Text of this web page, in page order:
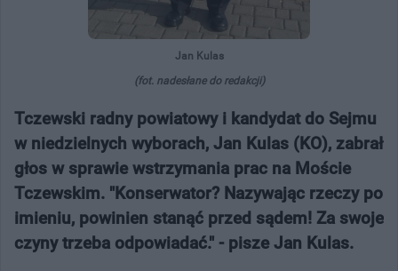
Jan Kulas
(fot. nadesłane do redakcji)
Tczewski radny powiatowy i kandydat do Sejmu
w niedzielnych wyborach, Jan Kulas (KO), zabrał
głos w sprawie wstrzymania prac na Moście
Tczewskim. "Konserwator? Nazywając rzeczy po
imieniu, powinien stanąć przed sądem! Za swoje
czyny trzeba odpowiadać." - pisze Jan Kulas.